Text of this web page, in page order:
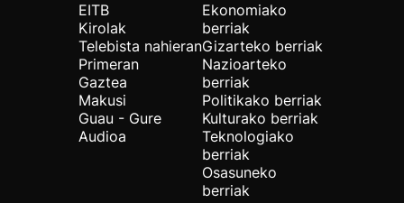
EITB
Kirolak
Telebista nahieran
Primeran
Gaztea
Makusi
Guau - Gure
Audioa
Ekonomiako
berriak
Gizarteko berriak
Nazioarteko
berriak
Politikako berriak
Kulturako berriak
Teknologiako
berriak
Osasuneko
berriak